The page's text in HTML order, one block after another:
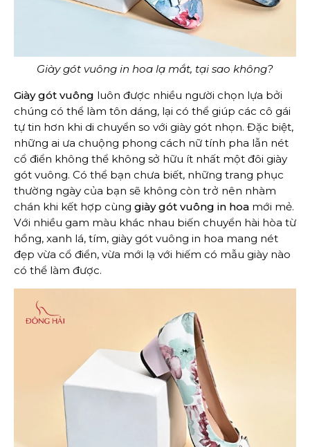
Giày gót vuông in hoa lạ mắt, tại sao không?
Giày gót vuông luôn được nhiều người chọn lựa bởi
chúng có thể làm tôn dáng, lại có thể giúp các cô gái
tự tin hơn khi di chuyển so với giày gót nhọn. Đặc biệt,
những ai ưa chuộng phong cách nữ tính pha lẫn nét
cổ điển không thể không sở hữu ít nhất một đôi giày
gót vuông. Có thể bạn chưa biết, những trang phục
thường ngày của bạn sẽ không còn trở nên nhàm
chán khi kết hợp cùng giày gót vuông in hoa mới mẻ.
Với nhiều gam màu khác nhau biến chuyển hài hòa từ
hồng, xanh lá, tím, giày gót vuông in hoa mang nét
đẹp vừa cổ điển, vừa mới lạ với hiếm có mẫu giày nào
có thể làm được.